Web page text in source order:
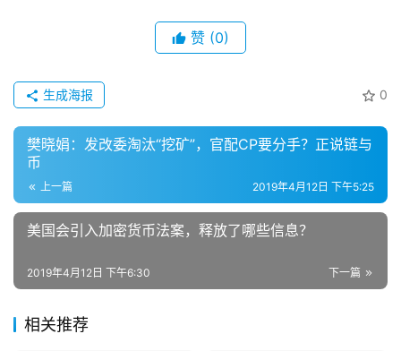
赞 (0)
0
生成海报
樊晓娟：发改委淘汰“挖矿”，官配CP要分手？正说链与
币
上一篇 2019年4月12日 下午5:25
美国会引入加密货币法案，释放了哪些信息？
下一篇
2019年4月12日 下午6:30
相关推荐